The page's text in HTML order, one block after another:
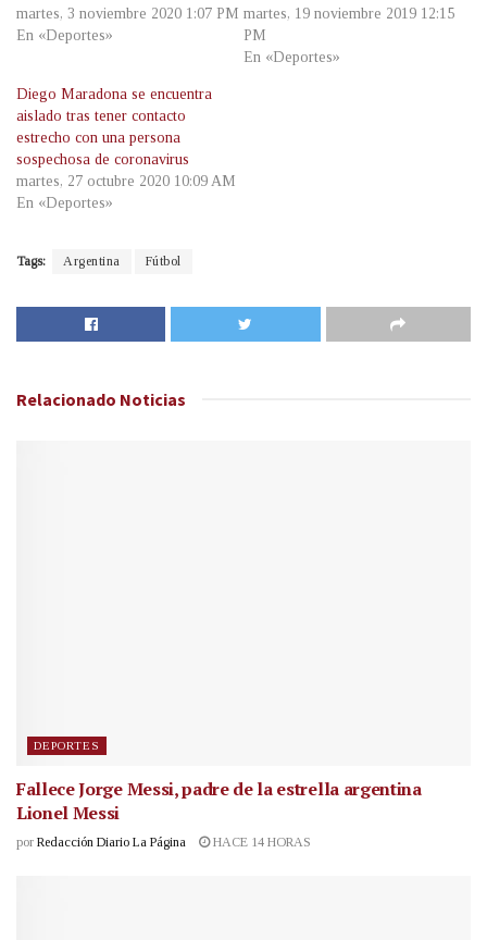
martes, 3 noviembre 2020 1:07 PM
En «Deportes»
martes, 19 noviembre 2019 12:15
PM
En «Deportes»
Diego Maradona se encuentra
aislado tras tener contacto
estrecho con una persona
sospechosa de coronavirus
martes, 27 octubre 2020 10:09 AM
En «Deportes»
Tags: Argentina Fútbol
Relacionado Noticias
DEPORTES
Fallece Jorge Messi, padre de la estrella argentina
Lionel Messi
por Redacción Diario La Página HACE 14 HORAS